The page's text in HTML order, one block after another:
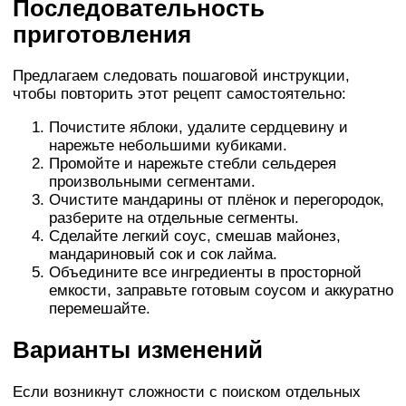
Последовательность
приготовления
Предлагаем следовать пошаговой инструкции,
чтобы повторить этот рецепт самостоятельно:
Почистите яблоки, удалите сердцевину и
нарежьте небольшими кубиками.
Промойте и нарежьте стебли сельдерея
произвольными сегментами.
Очистите мандарины от плёнок и перегородок,
разберите на отдельные сегменты.
Сделайте легкий соус, смешав майонез,
мандариновый сок и сок лайма.
Объедините все ингредиенты в просторной
емкости, заправьте готовым соусом и аккуратно
перемешайте.
Варианты изменений
Если возникнут сложности с поиском отдельных